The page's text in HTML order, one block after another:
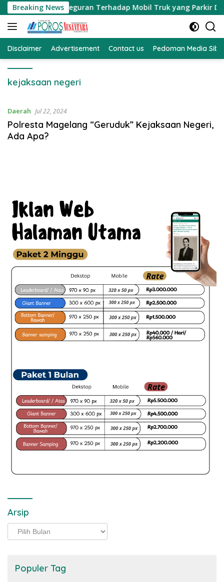
Langsung
ke
konten
Breaking News
Memberikan Teguran Terhadap Mobil Truk yang Parkir
Disclaimer Advertisement Contact us Pedoman Media
kejaksaan negeri
Daerah Jul 22, 2024
Polresta Magelang “Geruduk” Kejaksaan Negeri,
Ada Apa?
Arsip
Arsip
Populer Tag